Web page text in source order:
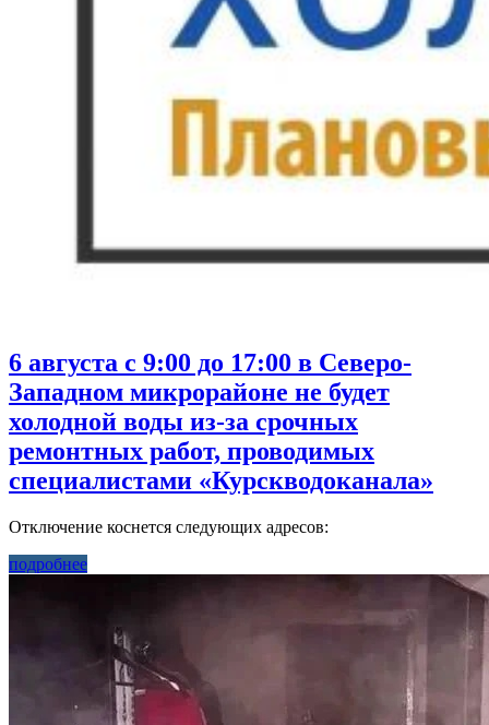
6 августа с 9:00 до 17:00 в Северо-
Западном микрорайоне не будет
холодной воды из-за срочных
ремонтных работ, проводимых
специалистами «Курскводоканала»
Отключение коснется следующих адресов:
подробнее